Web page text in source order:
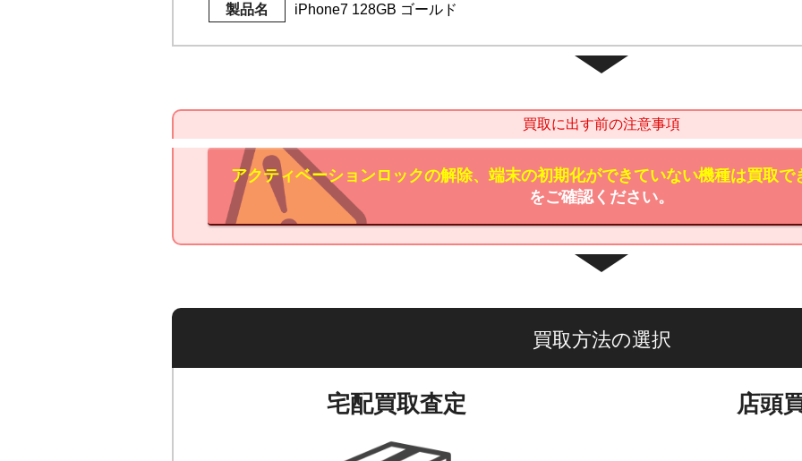
製品名 iPhone7 128GB ゴールド
買取に出す前の注意事項
アクティベーションロックの解除、端末の初期化ができていない機種は買取で
をご確認ください。
買取方法の選択
宅配買取査定 店頭